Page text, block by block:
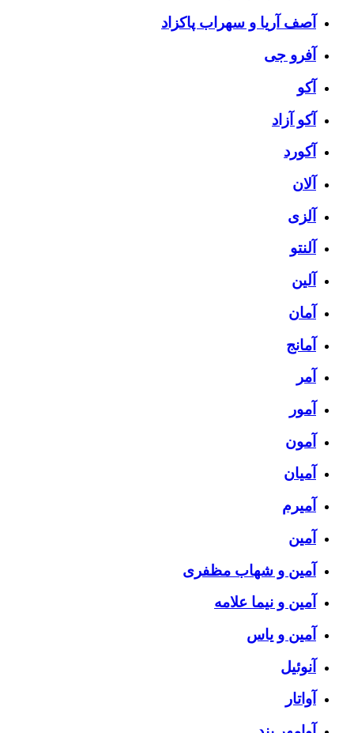
آصف آریا و سهراب پاکزاد
آفرو جی
آکو
آکو آزاد
آکورد
آلان
آلزی
آلنتو
آلین
آمان
آمانج
آمر
آمور
آمون
آمیان
آمیرم
آمین
آمین و شهاب مظفری
آمین و نیما علامه
آمین و یاس
آنوئیل
آواتار